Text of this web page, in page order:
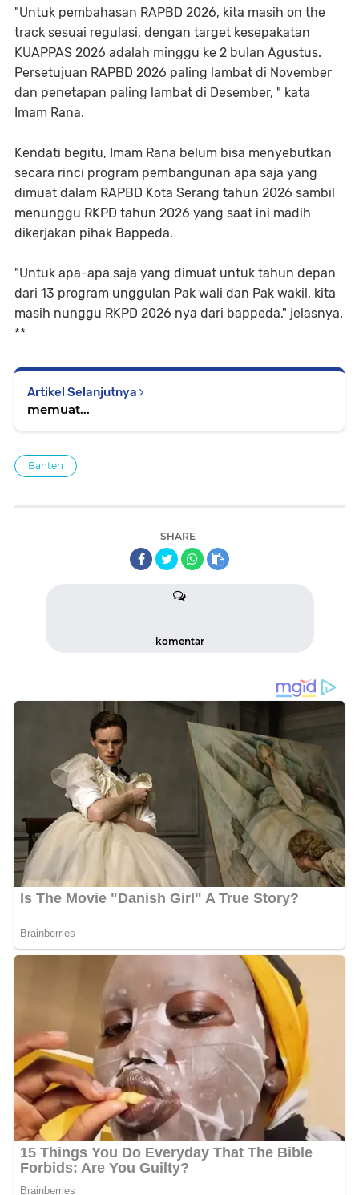
"Untuk pembahasan RAPBD 2026, kita masih on the
track sesuai regulasi, dengan target kesepakatan
KUAPPAS 2026 adalah minggu ke 2 bulan Agustus.
Persetujuan RAPBD 2026 paling lambat di November
dan penetapan paling lambat di Desember, " kata
Imam Rana.
Kendati begitu, Imam Rana belum bisa menyebutkan
secara rinci program pembangunan apa saja yang
dimuat dalam RAPBD Kota Serang tahun 2026 sambil
menunggu RKPD tahun 2026 yang saat ini madih
dikerjakan pihak Bappeda.
"Untuk apa-apa saja yang dimuat untuk tahun depan
dari 13 program unggulan Pak wali dan Pak wakil, kita
masih nunggu RKPD 2026 nya dari bappeda," jelasnya.
**
Artikel Selanjutnya
memuat...
Banten
SHARE
komentar